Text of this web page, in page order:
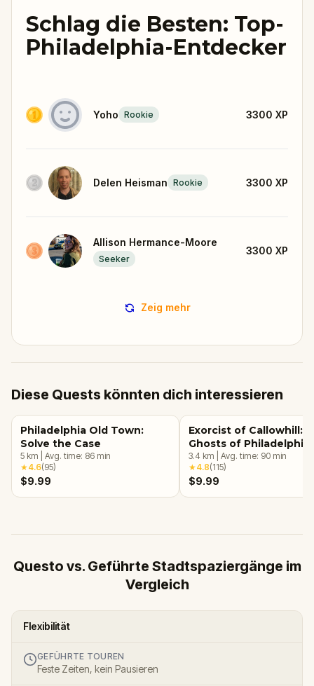
Schlag die Besten: Top-
Philadelphia-Entdecker
Yoho Rookie 3300 XP
Delen Heisman Rookie 3300 XP
Allison Hermance-Moore
Seeker
3300 XP
Zeig mehr
Diese Quests könnten dich interessieren
Philadelphia Old Town:
Solve the Case
5 km Avg. time: 86 min
★4.6(95)
$9.99
Exorcist of Callowhill:
Ghosts of Philadelphia
3.4 km Avg. time: 90 min
★4.8(115)
$9.99
Questo vs. Geführte Stadtspaziergänge im
Vergleich
Flexibilität
GEFÜHRTE TOUREN
Feste Zeiten, kein Pausieren